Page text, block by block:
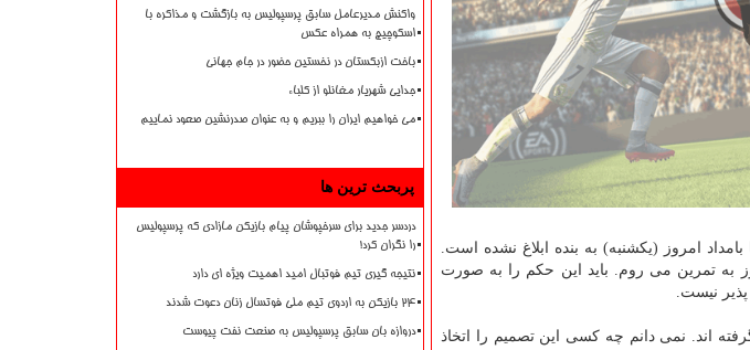
امروز (یكشنبه) به بنده ابلاغ نشده است.
به تمرین می روم. باید این حكم را به صورت
پذیر نیست.
اند. نمی دانم چه كسی این تصمیم را اتخاذ
واکنش مدیرعامل سابق پرسپولیس به بازگشت و مذاکره با
اسکوچیچ به همراه عکس
باخت ازبکستان در نخستین حضور در جام جهانی
جدایی شهریار مغانلو از کلباء
می خواهیم ایران را ببریم و به عنوان صدرنشین صعود نماییم
پربحث ترین ها
دردسر جدید برای سرخپوشان پیام بازیکن مازادی که پرسپولیس
را نگران کرد!
نتیجه گیری تیم فوتبال امید اهمیت ویژه ای دارد
۲۴ بازیکن به اردوی تیم ملی فوتسال زنان دعوت شدند
دروازه بان سابق پرسپولیس به صنعت نفت پیوست